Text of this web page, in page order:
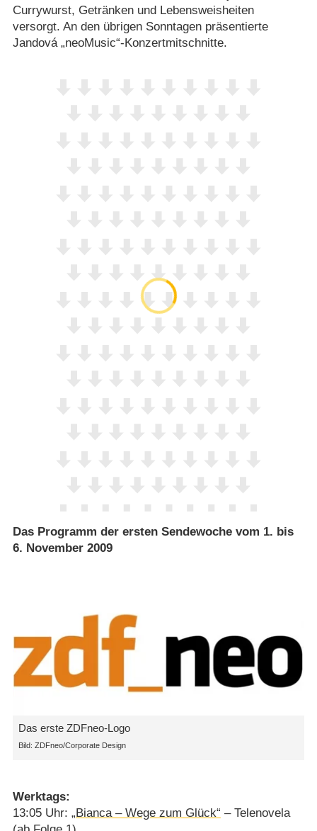
Currywurst, Getränken und Lebensweisheiten
versorgt. An den übrigen Sonntagen präsentierte
Jandová „neoMusic“-Konzertmitschnitte.
Das Programm der ersten Sendewoche vom 1. bis
6. November 2009
Das erste ZDFneo-Logo
ZDFneo/​Corporate Design
Werktags:
13:05 Uhr: „Bianca – Wege zum Glück“ – Telenovela